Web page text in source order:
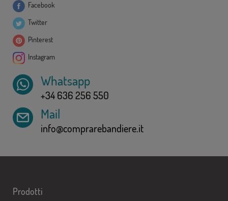
Facebook
Twitter
Pinterest
Instagram
Whatsapp
+34 636 256 550
Mail
info@comprarebandiere.it
Prodotti